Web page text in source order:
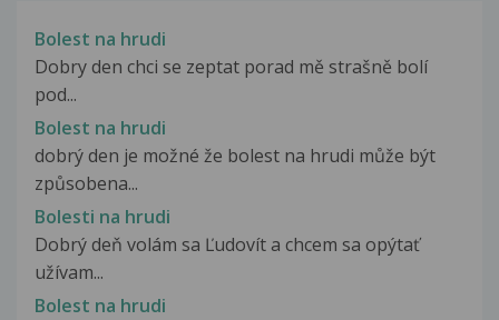
Bolest na hrudi
Dobry den chci se zeptat porad mě strašně bolí
pod...
Bolest na hrudi
dobrý den je možné že bolest na hrudi může být
způsobena...
Bolesti na hrudi
Dobrý deň volám sa Ľudovít a chcem sa opýtať
užívam...
Bolest na hrudi